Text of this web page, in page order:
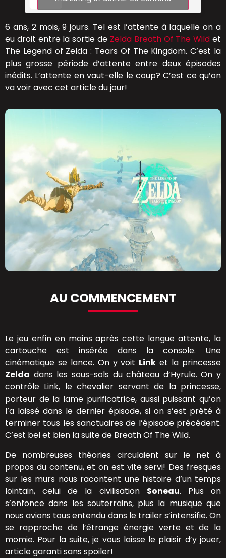
6 ans, 2 mois, 9 jours. Tel est l’attente à laquelle on a
eu droit entre la sortie de Zelda Breath Of The Wildet
The Legend of Zelda : Tears Of The Kingdom. C’est la
plus grosse période d’attente entre deux épisodes
inédits. L’attente en vaut-elle le coup? C’est ce qu’on
va voir avec cet article du jour!
AU COMMENCEMENT
Le jeu enfin en mains après cette longue attente, la
cartouche est insérée dans la console. Une
cinématique se lance. On y voit Link et la princesse
Zelda dans les sous-sols du château d’Hyrule. On y
contrôle Link, le chevalier servant de la princesse,
porteur de la lame purificatrice, aussi puissant qu’on
l’a laissé dans le dernier épisode, si on s’est prêté à
terminer tous les sanctuaires de l’épisode précédent.
C’est bel et bien la suite de Breath Of The Wild.
De nombreuses théories circulaient sur le net à
propos du contenu, et on est vite servi! Des fresques
sur les murs nous racontent une histoire d’un temps
lointain, celui de la civilisation Soneau. Plus on
s’enfonce dans les souterrains, plus la musique que
nous avions tous entendu dans le trailer s’intensifie. On
se rapproche de l’étrange énergie verte et de la
momie. Pour la suite, je vous laisse le plaisir d’y jouer,
article garanti sans spoiler!